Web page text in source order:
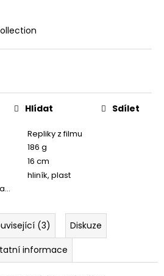
Repliky z filmu
186 g
16 cm
hliník, plast
Hlídat Sdílet
(3)
Diskuze
informace